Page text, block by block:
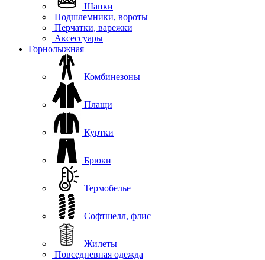
Шапки
Подшлемники, вороты
Перчатки, варежки
Аксессуары
Горнолыжная
Комбинезоны
Плащи
Куртки
Брюки
Термобелье
Софтшелл, флис
Жилеты
Повседневная одежда